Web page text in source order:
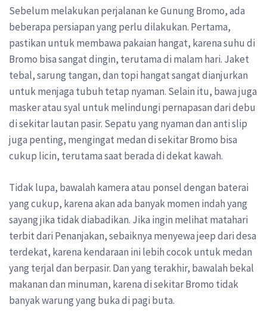
Sebelum melakukan perjalanan ke Gunung Bromo, ada
beberapa persiapan yang perlu dilakukan. Pertama,
pastikan untuk membawa pakaian hangat, karena suhu di
Bromo bisa sangat dingin, terutama di malam hari. Jaket
tebal, sarung tangan, dan topi hangat sangat dianjurkan
untuk menjaga tubuh tetap nyaman. Selain itu, bawa juga
masker atau syal untuk melindungi pernapasan dari debu
di sekitar lautan pasir. Sepatu yang nyaman dan anti slip
juga penting, mengingat medan di sekitar Bromo bisa
cukup licin, terutama saat berada di dekat kawah.
Tidak lupa, bawalah kamera atau ponsel dengan baterai
yang cukup, karena akan ada banyak momen indah yang
sayang jika tidak diabadikan. Jika ingin melihat matahari
terbit dari Penanjakan, sebaiknya menyewa jeep dari desa
terdekat, karena kendaraan ini lebih cocok untuk medan
yang terjal dan berpasir. Dan yang terakhir, bawalah bekal
makanan dan minuman, karena di sekitar Bromo tidak
banyak warung yang buka di pagi buta.